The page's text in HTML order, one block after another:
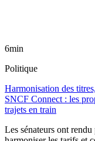
6min
Politique
Harmonisation des
SNCF Connect : les
trajets en train
Les sénateurs ont